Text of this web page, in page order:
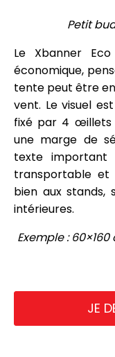
Petit
Le Xbanner
économique,
tente peut être
vent. Le visuel
fixé par 4 œillets
une marge de
texte important
transportable et
bien aux stands,
intérieures.
Exemple :
JE